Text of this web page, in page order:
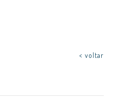
< voltar